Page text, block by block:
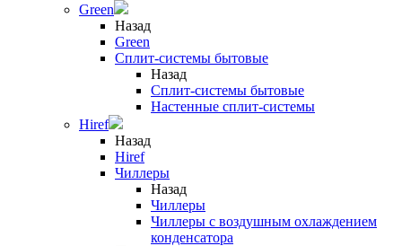
Green
Назад
Green
Сплит-системы бытовые
Назад
Сплит-системы бытовые
Настенные сплит-системы
Hiref
Назад
Hiref
Чиллеры
Назад
Чиллеры
Чиллеры с воздушным охлаждением
конденсатора